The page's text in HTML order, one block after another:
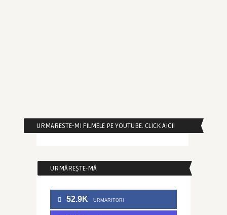
URMARESTE-MI FILMELE PE YOUTUBE. CLICK AICI!
URMĂREȘTE-MĂ
52.9K URMARITORI